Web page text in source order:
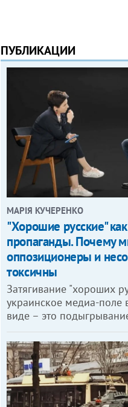
ПУБЛИКАЦИИ
МАРІЯ КУЧЕРЕНКО
"Хорошие русские"
пропаганды. Почему
оппозиционеры и
токсичны
Затягивание "хороших
украинское медиа-поле
виде – это